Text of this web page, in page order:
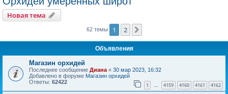
Новая тема
62 темы 1 2
Объявления
Магазин орхидей
Последнее сообщение Диана « 30 мар 2023, 16:32
Добавлено в форуме Магазин орхидей
Ответы: 62422 1 … 4159 4160 4161 4162